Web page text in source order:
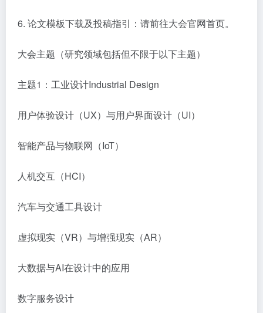
6. 论文模板下载及投稿指引：请前往大会官网首页。
大会主题（研究领域包括但不限于以下主题）
主题1：工业设计Industrial Design
用户体验设计（UX）与用户界面设计（UI）
智能产品与物联网（IoT）
人机交互（HCI）
汽车与交通工具设计
虚拟现实（VR）与增强现实（AR）
大数据与AI在设计中的应用
数字服务设计